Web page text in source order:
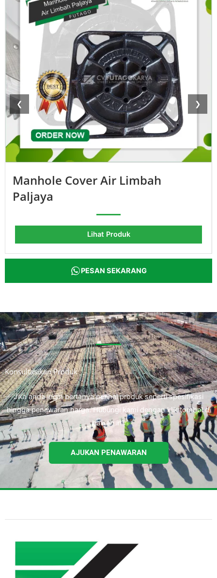
❮ ❯
Manhole Cover Air Limbah
Paljaya
Lihat Produk
PESAN SEKARANG
Konsultasikan Produk
Jika anda ingin bertanya perihal produk seperti spesifikasi
hingga penawaran harga. Hubungi kami dengan klik tombol di
bawah ini.
AJUKAN PENAWARAN